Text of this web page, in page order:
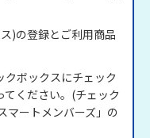
)の登録とご利用商品
ボックスにチェック
ください。(チェック
マートメンバーズ」の